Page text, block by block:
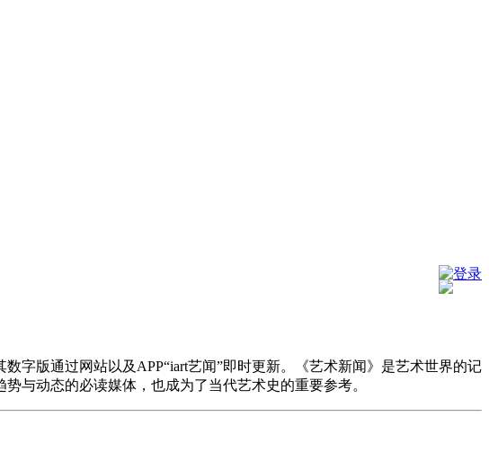
登录
字版通过网站以及APP“iart艺闻”即时更新。《艺术新闻》是艺术世界的记
与动态的必读媒体，也成为了当代艺术史的重要参考。